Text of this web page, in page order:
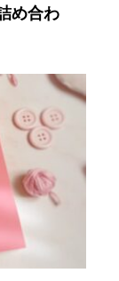
め合わ